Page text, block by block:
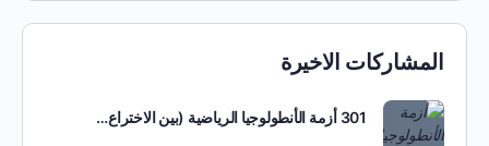
المشاركات الاخيرة
301 أزمة الأنطولوجيا الرياضية (بين الاختراع…